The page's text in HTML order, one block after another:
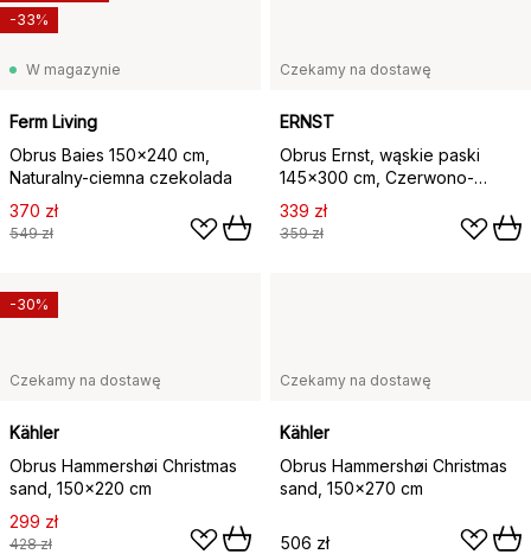
W magazynie
Ferm Living
Obrus Baies 150x240 cm,
Naturalny-ciemna czekolada
370 zł
549 zł
-33%
Czekamy na dostawę
ERNST
Obrus Ernst, wąskie paski
145x300 cm, Czerwono-
beżowy
339 zł
359 zł
Czekamy na dostawę
Kähler
Obrus Hammershøi Christmas
sand, 150x220 cm
299 zł
428 zł
-30%
Czekamy na dostawę
Kähler
Obrus Hammershøi Christmas
sand, 150x270 cm
506 zł